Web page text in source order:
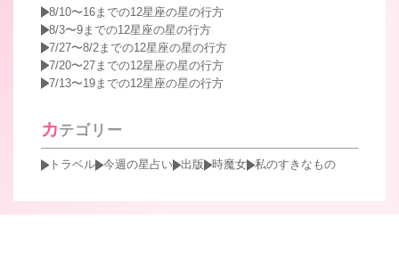
8/10〜16までの12星座の星の行方
8/3〜9までの12星座の星の行方
7/27〜8/2までの12星座の星の行方
7/20〜27までの12星座の星の行方
7/13〜19までの12星座の星の行方
カテゴリー
トラベル 今週の星占い 出版 時魔女 私のすきなもの